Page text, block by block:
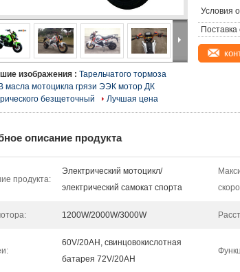
изображения : Тарельчатого тормоза
масла мотоцикла грязи ЭЭК мотор ДК
безщеточный
Лучшая цена
Условия
описание продукта
продукта:
Электрический мотоцикл/
электрический самокат спорта
1200W/2000W/3000W
60V/20AH, свинцовокислотная
батарея 72V/20AH